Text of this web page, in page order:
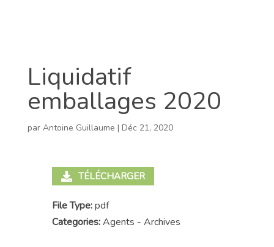
Liquidatif
emballages 2020
par Antoine Guillaume | Déc 21, 2020
TÉLÉCHARGER
File Type:pdf
Categories:Agents - Archives